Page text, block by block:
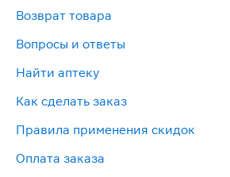
Возврат товара
Вопросы и ответы
Найти аптеку
Как сделать заказ
Правила применения скидок
Оплата заказа